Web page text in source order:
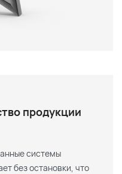
продукции
системы
без остановки, что